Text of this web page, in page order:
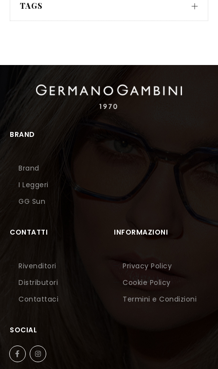
TAGS
BRAND
Brand
I Leggeri
GG Sun
CONTATTI
Rivenditori
Distributori
Contattaci
INFORMAZIONI
Privacy Policy
Cookie Policy
Termini e Condizioni
SOCIAL